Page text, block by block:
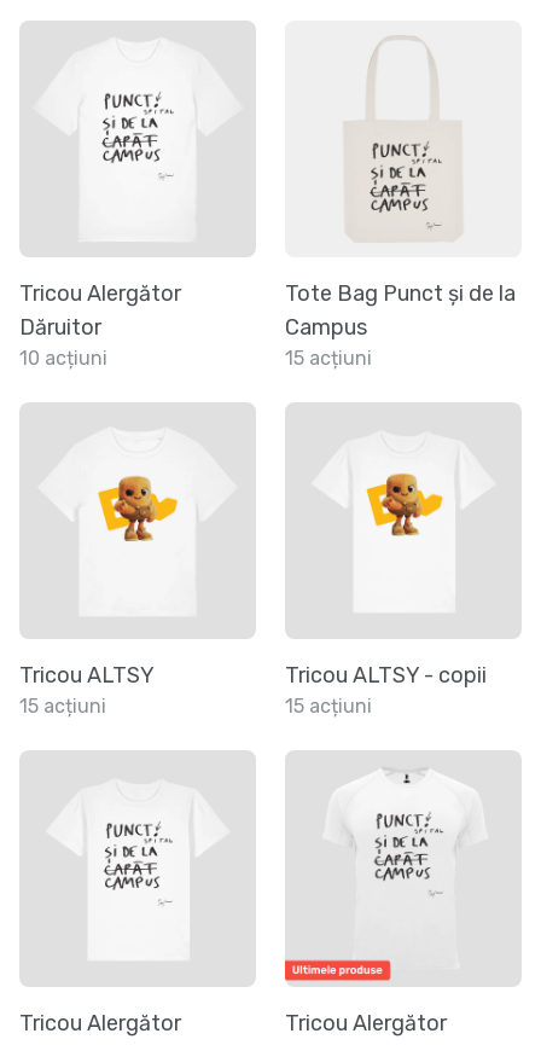
Tricou Alergător
Dăruitor
10 acțiuni
Tote Bag Punct și de la
Campus
15 acțiuni
Tricou ALTSY
15 acțiuni
Tricou ALTSY - copii
15 acțiuni
Tricou Alergător
Tricou Alergător